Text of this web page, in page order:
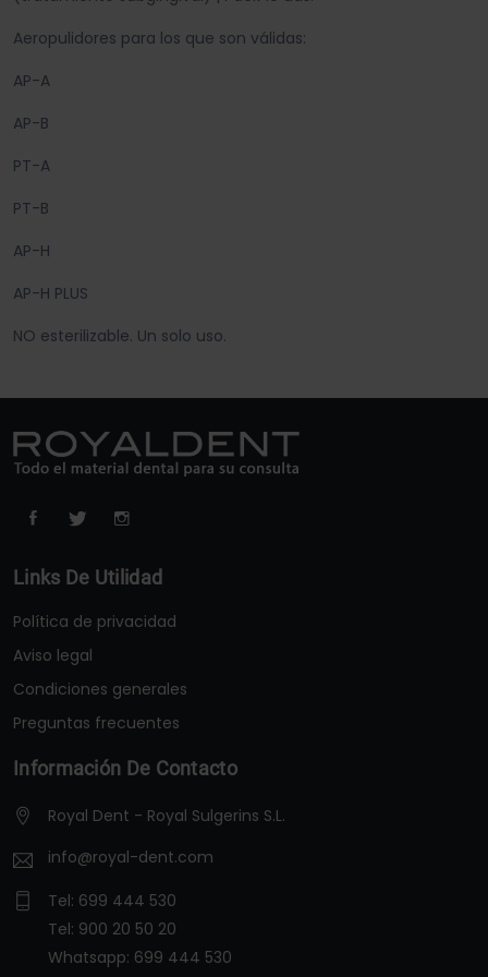
Aeropulidores para los que son válidas:
AP-A
AP-B
PT-A
PT-B
AP-H
AP-H PLUS
NO esterilizable. Un solo uso.
Links De Utilidad
Política de privacidad
Aviso legal
Condiciones generales
Preguntas frecuentes
Información De Contacto
Royal Dent - Royal Sulgerins S.L.
info@royal-dent.com
Tel: 699 444 530
Tel: 900 20 50 20
Whatsapp: 699 444 530